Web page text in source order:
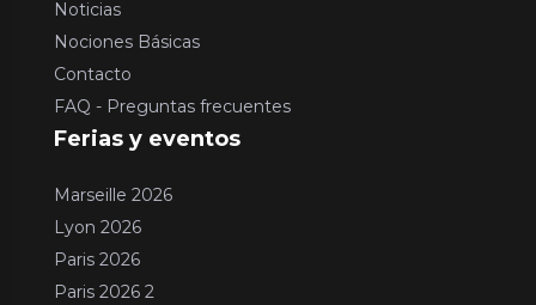
Noticias
Nociones Básicas
Contacto
FAQ - Preguntas frecuentes
Ferias y eventos
Marseille 2026
Lyon 2026
Paris 2026
Paris 2026 2